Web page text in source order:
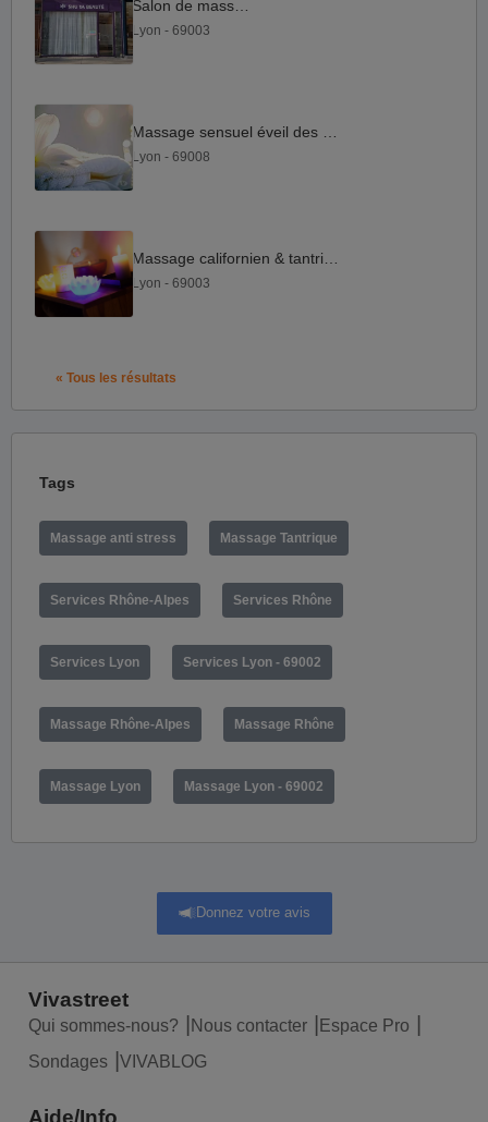
Lyon - 69003
Lyon - 69008
Lyon - 69003
« Tous les résultats
Tags
Massage anti stress Massage Tantrique
Services Rhône-Alpes Services Rhône
Services Lyon Services Lyon - 69002
Massage Rhône-Alpes Massage Rhône
Massage Lyon Massage Lyon - 69002
Donnez votre avis
Vivastreet
Qui sommes-nous? Nous contacter
Espace Pro
Sondages
VIVABLOG
Aide/Info